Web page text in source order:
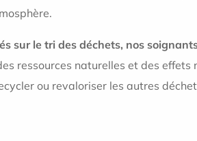
sur le tri des déchets, nos
ressources naturelles et des
ou revaloriser les autres